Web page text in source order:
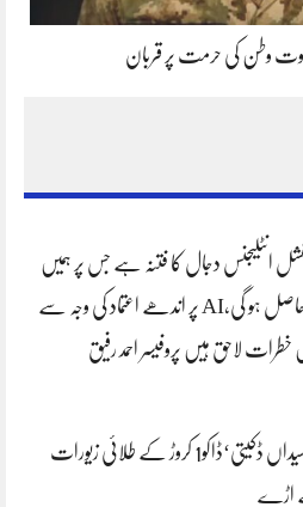
وطن کی حرمت پر قربان
انٹلیجنس دجال کا فتنہ ہے جس پر ہمیں
فتح حاصل ہو گی،AI پر اندھے اعتماد کی وجہ سے
خطرات لاحق ہیں پروفیسر احمد رفیق
کلرسیداں ڈکیتی‘ڈاکو1 کروڑ کے طلائی زیورات
اڑے